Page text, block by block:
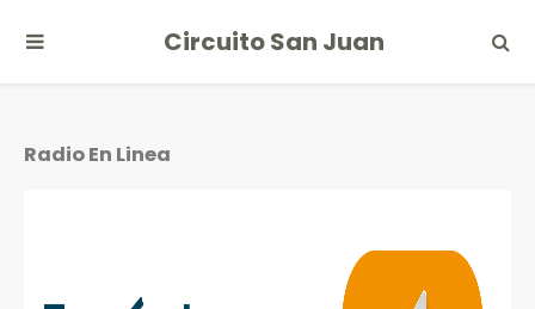
Circuito San Juan
Radio En Linea